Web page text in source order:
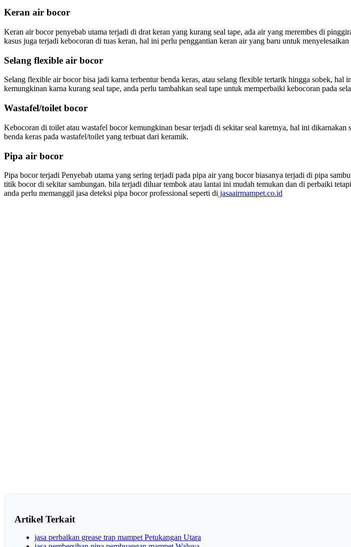
Keran air bocor
Keran air bocor penyebab utama terjadi di drat keran yang kurang seal tape, ada air yang merembes di
kasus juga terjadi kebocoran di tuas keran, hal ini perlu penggantian keran air yang baru untuk
Selang flexible air bocor
Selang flexible air bocor bisa jadi karna terbentur benda keras, atau selang flexible tertarik hingga sobek,
kemungkinan karna kurang seal tape, anda perlu tambahkan seal tape untuk memperbaiki kebocoran pada
Wastafel/toilet bocor
Kebocoran di toilet atau wastafel bocor kemungkinan besar terjadi di sekitar seal karetnya, hal ini
benda keras pada wastafel/toilet yang terbuat dari keramik.
Pipa air bocor
Pipa bocor terjadi Penyebab utama yang sering terjadi pada pipa air yang bocor biasanya terjadi di pipa
titik bocor di sekitar sambungan. bila terjadi diluar tembok atau lantai ini mudah temukan dan di perbaiki
anda perlu memanggil jasa deteksi pipa bocor professional seperti di jasaairmampet.co.id
Artikel Terkait
jasa perbaikan grease trap mampet Petukangan Utara